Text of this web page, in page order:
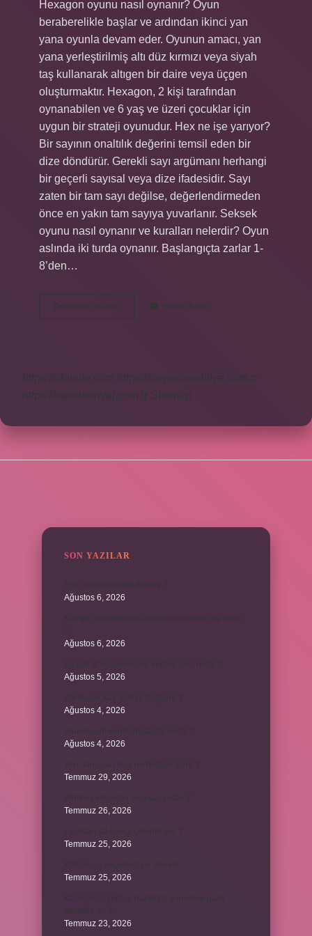
Hexagon oyunu nasıl oynanır? Oyun
beraberelikle başlar ve ardından ikinci yan
yana oyunla devam eder. Oyunun amacı, yan
yana yerleştirilmiş altı düz kırmızı veya siyah
taş kullanarak altıgen bir daire veya üçgen
oluşturmaktır. Hexagon, 2 kişi tarafından
oynanabilen ve 6 yaş ve üzeri çocuklar için
uygun bir strateji oyunudur. Hex ne işe yarıyor?
Bir sayının onaltılık değerini temsil eden bir
dize döndürür. Gerekli sayı argümanı herhangi
bir geçerli sayısal veya dize ifadesidir. Sayı
zaten bir tam sayı değilse, değerlendirmeden
önce en yakın tam sayıya yuvarlanır. Seksek
oyunu nasıl oynanır ve kuralları nelerdir? Oyun
aslında iki turda oynanır. Başlangıçta zarlar 1-
8’den…
Devamını okuyun
Oyunu
Yorum Bırak
https://obirsite.com
https://beysanmobilya.com.tr
https://bastdebriyaj.com.tr Sitemap
SON YAZILAR
Ağustos 6, 2026
Kur’an’ı baştan sona okuyup bitirmeye ne denir
Ağustos 6, 2026
Ağustos 5, 2026
Ağustos 4, 2026
Ağustos 4, 2026
Temmuz 29, 2026
Temmuz 26, 2026
Temmuz 25, 2026
Temmuz 25, 2026
Temmuz 23, 2026